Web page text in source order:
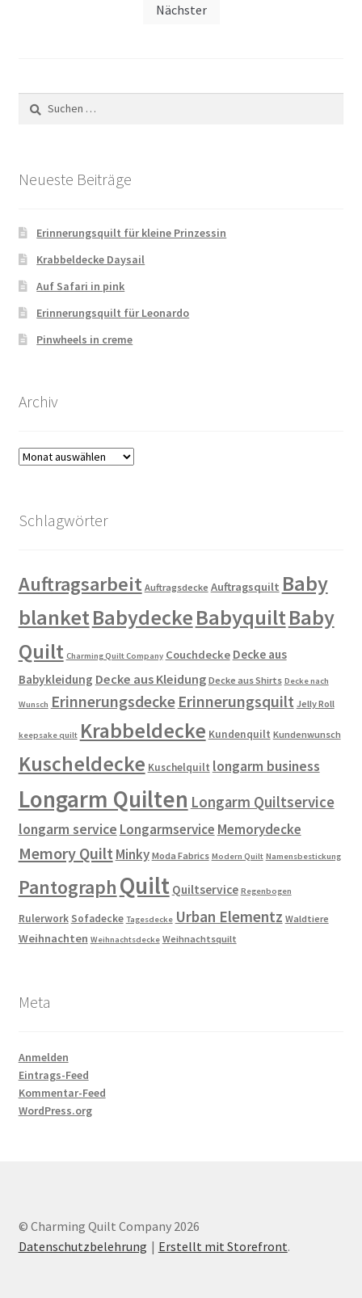
Nächster
Suchen
nach:
Neueste Beiträge
Erinnerungsquilt für kleine Prinzessin
Krabbeldecke Daysail
Auf Safari in pink
Erinnerungsquilt für Leonardo
Pinwheels in creme
Archiv
Archiv
Schlagwörter
Auftragsarbeit Auftragsdecke Auftragsquilt Baby
blanketBabydeckeBabyquiltBaby
Quilt Charming Quilt Company Couchdecke Decke aus
Babykleidung Decke aus Kleidung Decke aus Shirts Decke nach
Wunsch Erinnerungsdecke Erinnerungsquilt Jelly Roll
keepsake quilt Krabbeldecke Kundenquilt Kundenwunsch
Kuscheldecke Kuschelquilt longarm business
Longarm Quilten Longarm Quiltservice
longarm service Longarmservice Memorydecke
Memory Quilt Minky Moda Fabrics Modern Quilt Namensbestickung
Pantograph Quilt Quiltservice Regenbogen
Rulerwork Sofadecke Tagesdecke Urban Elementz Waldtiere
Weihnachten Weihnachtsdecke Weihnachtsquilt
Meta
Anmelden
Eintrags-Feed
Kommentar-Feed
WordPress.org
© Charming Quilt Company 2026
Datenschutzbelehrung
Erstellt mit Storefront.